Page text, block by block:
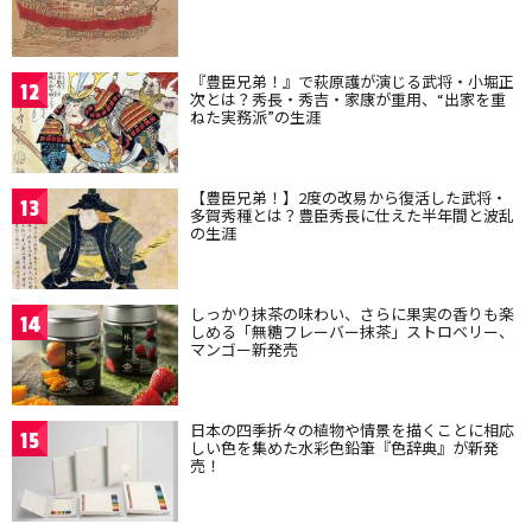
12 『豊臣兄弟！』で萩原護が演じる武将・小堀正
次とは？秀長・秀吉・家康が重用、“出家を重
ねた実務派”の生涯
13 【豊臣兄弟！】2度の改易から復活した武将・
多賀秀種とは？豊臣秀長に仕えた半年間と波乱
の生涯
14 しっかり抹茶の味わい、さらに果実の香りも楽
しめる「無糖フレーバー抹茶」ストロベリー、
マンゴー新発売
15 日本の四季折々の植物や情景を描くことに相応
しい色を集めた水彩色鉛筆『色辞典』が新発
売！